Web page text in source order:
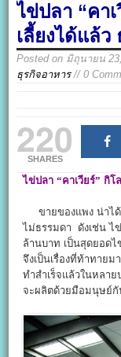
ไข่ปลา “คา
เลี้ยงได้แล้
Posted on มิถุนายน
ธุรกิจอาหาร// 0
220
SHARES
ไข่ปลา “คาเวียร์” กิโ
ขายของแพง น่าได้
ไม่ธรรมดา ดังเช่น ไ
ล้านบาท เป็นสุดยอดไ
จึงเป็นเรื่องที่ท้าทาย
ทำสำเร็จแล้วในหลา
จะผลิตด้วยมือมนุษย์